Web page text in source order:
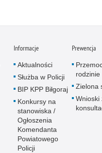
Informacje
Aktualności
Służba w Policji
BIP KPP Biłgoraj
Konkursy na
stanowiska /
Ogłoszenia
Komendanta
Powiatowego
Policji
Prewencja
rodzinie
Zielona
Wnioski